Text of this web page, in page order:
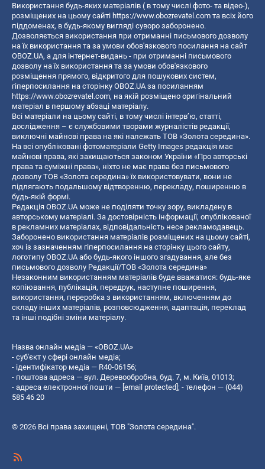
Використання будь-яких матеріалів ( в тому числі фото- та відео-),
розміщених на цьому сайті https://www.obozrevatel.com та всіх його
піддоменах, в будь-якому вигляді суворо заборонено.
Дозволяється використання при отриманні письмового дозволу
на їх використання та за умови обов'язкового посилання на сайт
OBOZ.UA, а для інтернет-видань - при отриманні письмового
дозволу на їх використання та за умови обов'язкового
розміщення прямого, відкритого для пошукових систем,
гіперпосилання на сторінку OBOZ.UA за посиланням
https://www.obozrevatel.com, на якій розміщено оригінальний
матеріал в першому абзаці матеріалу.
Всі матеріали на цьому сайті, в тому числі інтерв’ю, статті,
дослідження – є службовими творами журналістів редакції,
виключні майнові права на які належать ТОВ «Золота середина».
На всі опубліковані фотоматеріали Getty Images редакція має
майнові права, які захищаються законом України «Про авторські
права та суміжні права», ніхто не має права без письмового
дозволу ТОВ «Золота середина» їх використовувати, вони не
підлягають подальшому відтворенню, перекладу, поширенню в
будь-якій формі.
Редакція OBOZ.UA може не поділяти точку зору, викладену в
авторському матеріалі. За достовірність інформації, опублікованої
в рекламних матеріалах, відповідальність несе рекламодавець.
Заборонено використання матеріалів розміщених на цьому сайті,
хоч із зазначенням гіперпосилання на сторінку цього сайту,
логотипу OBOZ.UA або будь-якого іншого згадування, але без
письмового дозволу Редакції/ТОВ «Золота середина»
Незаконним використанням матеріалів буде вважатися: будь-яке
копiювання, публiкацiя, передрук, наступне поширення,
використання, переробка з використанням, включенням до
складу інших матеріалів, розповсюдження, адаптація, переклад
та інші подібні зміни матеріалу.
Назва онлайн медіа — «OBOZ.UA»
- суб'єкт у сфері онлайн медіа;
- ідентифікатор медіа — R40-06156;
- поштова адреса — вул. Деревообробна, буд. 7, м. Київ, 01013;
- адреса електронної пошти — [email protected]; - телефон — (044)
585 46 20
© 2026 Всі права захищені, ТОВ "Золота середина".